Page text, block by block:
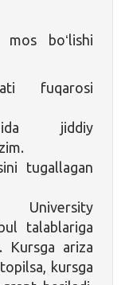
boʻlishi
fuqarosi
jiddiy
tugallagan
talablariga
Kursga ariza
kursga